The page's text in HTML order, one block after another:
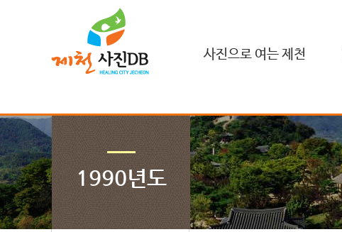
사진으로 여는 제천
1990년도